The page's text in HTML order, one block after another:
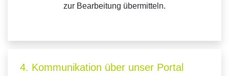
zur Bearbeitung übermitteln.
4. Kommunikation über unser Portal